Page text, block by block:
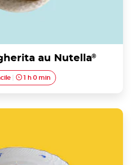
au Nutella®
1 h 0 min